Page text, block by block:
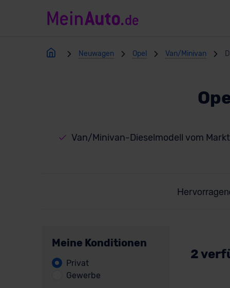
Neuwagen Opel Van/Minivan
Van/Minivan-Dieselmodell vom
Meine Konditionen
Privat
Gewerbe
2